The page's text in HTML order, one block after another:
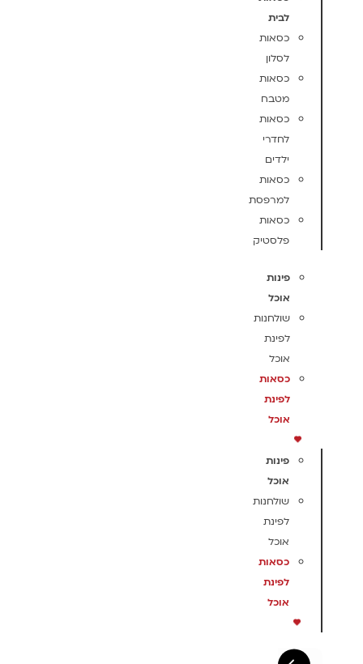
לבית
כסאות
לסלון
כסאות
מטבח
כסאות
לחדרי
ילדים
כסאות
למרפסת
כסאות
פלסטיק
פינות
אוכל
שולחנות
לפינת
אוכל
כסאות
לפינת
אוכל
פינות
אוכל
שולחנות
לפינת
אוכל
כסאות
לפינת
אוכל